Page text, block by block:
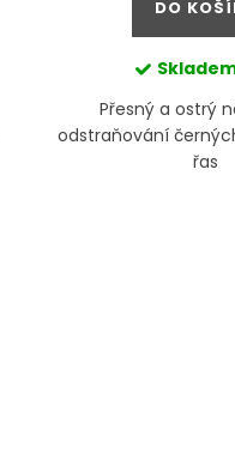
DO
Přesný a ostrý
odstraňování
řas